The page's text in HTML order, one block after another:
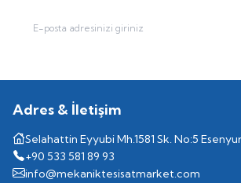
Adres & İletişim
Selahattin Eyyubi Mh.1581 Sk. No:5
+90 533 581 89 93
info@mekaniktesisatmarket.com